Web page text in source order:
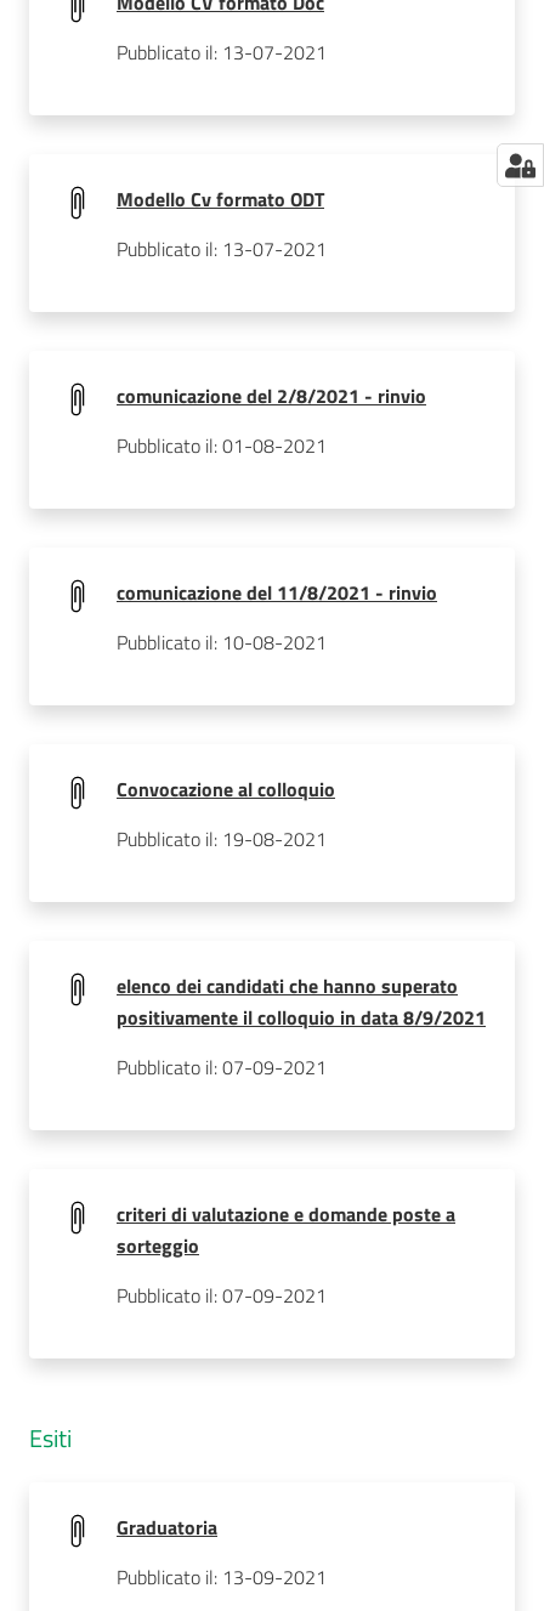
Pubblicato il: 13-07-2021
Modello Cv formato ODT
Pubblicato il: 13-07-2021
comunicazione del 2/8/2021 - rinvio
Pubblicato il: 01-08-2021
comunicazione del 11/8/2021 - rinvio
Pubblicato il: 10-08-2021
Convocazione al colloquio
Pubblicato il: 19-08-2021
elenco dei candidati che hanno superato
positivamente il colloquio in data 8/9/2021
Pubblicato il: 07-09-2021
criteri di valutazione e domande poste a
sorteggio
Pubblicato il: 07-09-2021
Esiti
Graduatoria
Pubblicato il: 13-09-2021